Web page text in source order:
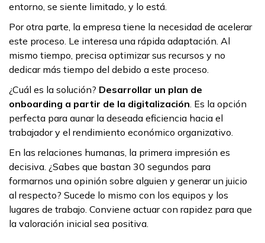
entorno, se siente limitado, y lo está.
Por otra parte, la empresa tiene la necesidad de acelerar
este proceso. Le interesa una rápida adaptación. Al
mismo tiempo, precisa optimizar sus recursos y no
dedicar más tiempo del debido a este proceso.
¿Cuál es la solución? Desarrollar un plan de
onboarding a partir de la digitalización. Es la opción
perfecta para aunar la deseada eficiencia hacia el
trabajador y el rendimiento económico organizativo.
En las relaciones humanas, la primera impresión es
decisiva. ¿Sabes que bastan 30 segundos para
formarnos una opinión sobre alguien y generar un juicio
al respecto? Sucede lo mismo con los equipos y los
lugares de trabajo. Conviene actuar con rapidez para que
la valoración inicial sea positiva.